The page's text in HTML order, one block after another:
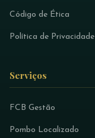
Código de Ética
Política de Privacidade
Serviços
FCB Gestão
Pombo Localizado